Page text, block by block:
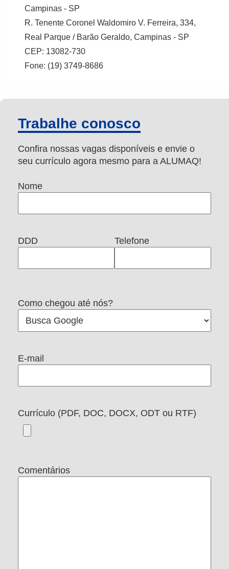
Campinas - SP
R. Tenente Coronel Waldomiro V. Ferreira, 334,
Real Parque / Barão Geraldo, Campinas - SP
CEP: 13082-730
Fone: (19) 3749-8686
Trabalhe conosco
Confira nossas vagas disponíveis e envie o
seu currículo agora mesmo para a ALUMAQ!
Nome
DDD Telefone
Como chegou até nós?
E-mail
Currículo (PDF, DOC, DOCX, ODT ou RTF)
Comentários